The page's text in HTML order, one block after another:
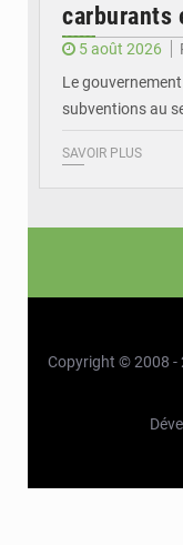
carburants
5 août 2026
Le
subventions au
SAVOIR PLUS
Copyright © 2008 -